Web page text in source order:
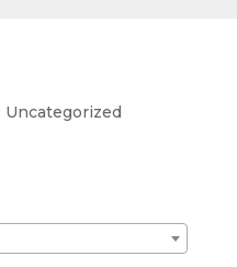
Uncategorized